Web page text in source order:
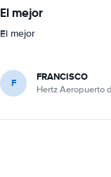
El mejor
El mejor
F FRANCISCO
Hertz Aeropuerto